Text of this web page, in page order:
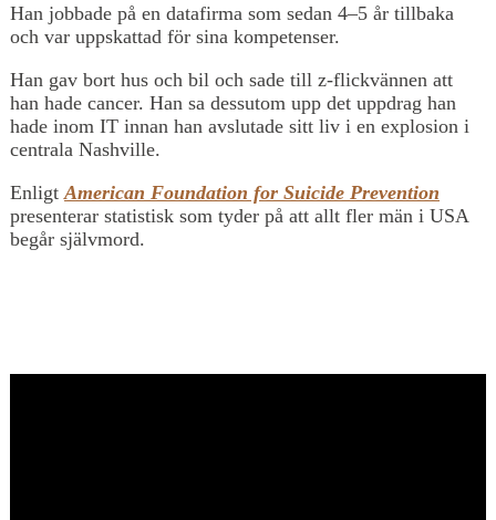
Han jobbade på en datafirma som sedan 4–5 år tillbaka
och var uppskattad för sina kompetenser.
Han gav bort hus och bil och sade till z-flickvännen att
han hade cancer. Han sa dessutom upp det uppdrag han
hade inom IT innan han avslutade sitt liv i en explosion i
centrala Nashville.
Enligt American Foundation for Suicide Prevention
presenterar statistisk som tyder på att allt fler män i USA
begår självmord.